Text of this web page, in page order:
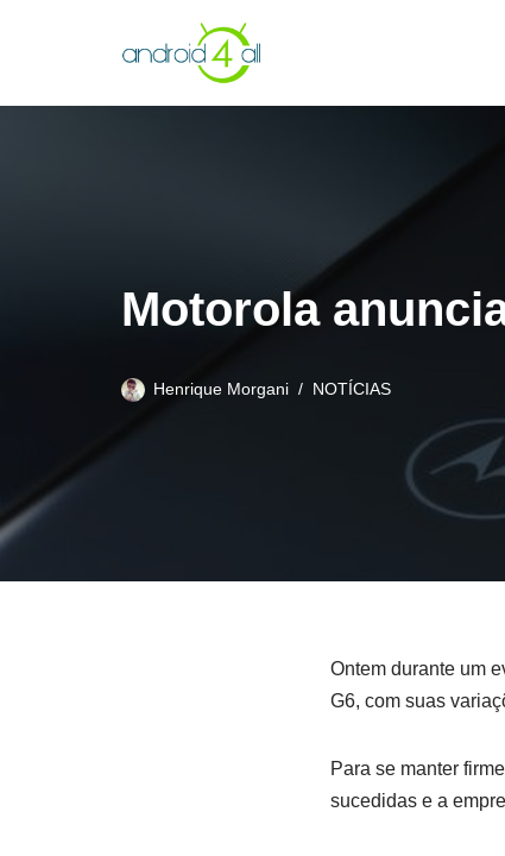
Motorola
Henrique Morgani NOTÍCIAS
Ontem durante um
G6, com suas
Para se manter
sucedidas e a